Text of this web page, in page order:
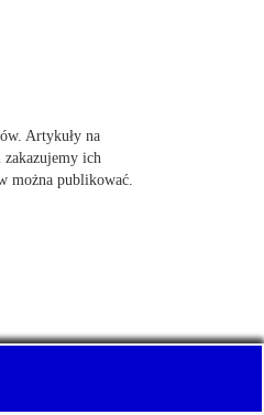
Artykuły na
zakazujemy ich
można publikować.
konopi.